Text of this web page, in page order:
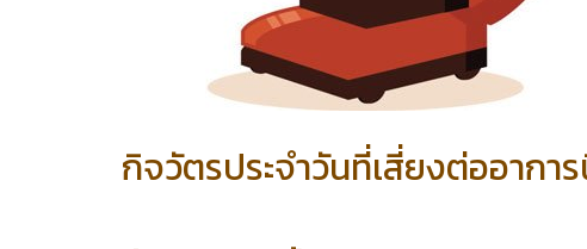
กิจวัตรประจำวันที่เสี่ยงต่ออากา